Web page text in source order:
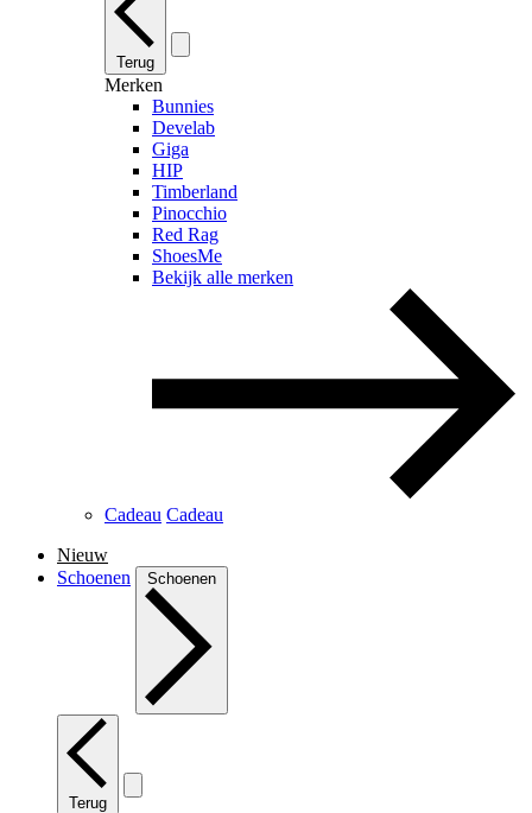
Terug
Merken
Bunnies
Develab
Giga
HIP
Timberland
Pinocchio
Red Rag
ShoesMe
Bekijk alle merken
Cadeau Cadeau
Nieuw
Schoenen
Schoenen
Terug